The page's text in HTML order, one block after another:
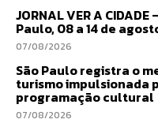
JORNAL VER A CIDADE
Paulo, 08 a 14 de
07/08/2026
São Paulo registra o
turismo impulsionada
programação cultural
07/08/2026